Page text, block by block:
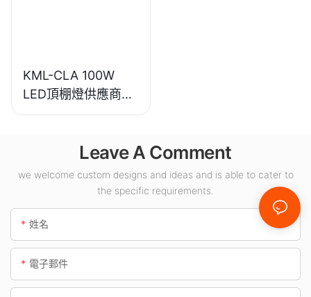
KML-CLA 100W
LED頂棚燈供應商，
適用於加油站、地下
Leave A Comment
we welcome custom designs and ideas and is able to cater to
the specific requirements.
姓名
電子郵件